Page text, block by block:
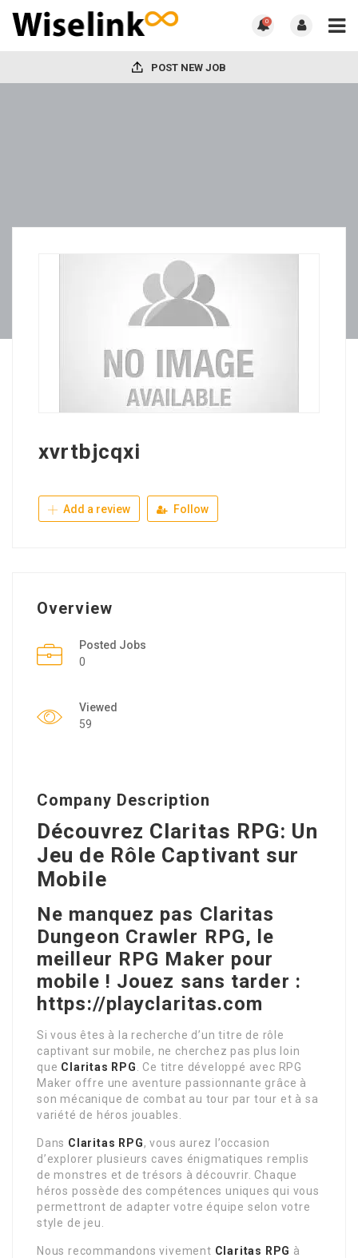
0
POST NEW JOB
xvrtbjcqxi
Add a review Follow
Overview
Posted Jobs
0
Viewed
59
Company Description
Découvrez Claritas RPG: Un
Jeu de Rôle Captivant sur
Mobile
Ne manquez pas Claritas
Dungeon Crawler RPG, le
meilleur RPG Maker pour
mobile ! Jouez sans tarder :
https://playclaritas.com
Si vous êtes à la recherche d’un titre de rôle
captivant sur mobile, ne cherchez pas plus loin
que Claritas RPG
. Ce titre développé avec RPG
Maker offre une aventure passionnante grâce à
son mécanique de combat au tour par tour et à sa
variété de héros jouables.
Dans Claritas RPG, vous aurez l’occasion
d’explorer plusieurs caves énigmatiques remplis
de monstres et de trésors à découvrir. Chaque
héros possède des compétences uniques qui vous
permettront de adapter votre équipe selon votre
style de jeu.
Nous recommandons vivement Claritas RPG à